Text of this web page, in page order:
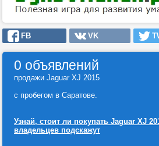
FB VK
0 объявлений
продажи Jaguar XJ 2015
с пробегом в Саратове.
Узнай, стоит ли покупать Jaguar XJ
владельцев подскажут